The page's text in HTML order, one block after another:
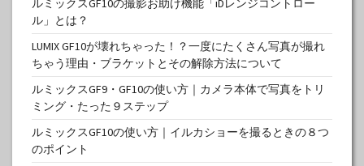
ルミックスGF10の撮影お助け機能「iDレンジコントロー
ル」とは？
LUMIX GF10が壊れちゃった！？一度にたくさん写真が撮れ
ちゃう理由・ブラケットとその解除方法について
ルミックスGF9・GF10の使い方｜カメラ本体で写真をトリ
ミング・たった９ステップ
ルミックスGF10の使い方｜イルカショーを撮るときの８つ
のポイント